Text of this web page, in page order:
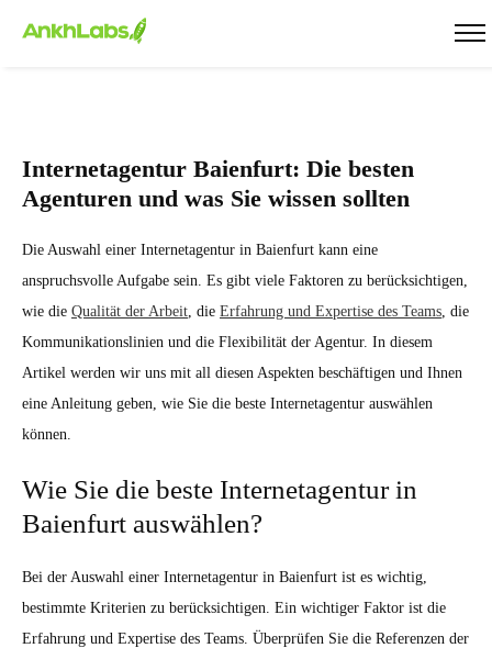
Internetagentur Baienfurt: Die besten
Agenturen und was Sie wissen sollten
Die Auswahl einer Internetagentur in Baienfurt kann eine
anspruchsvolle Aufgabe sein. Es gibt viele Faktoren zu berücksichtigen,
wie die Qualität der Arbeit, die Erfahrung und Expertise des Teams, die
Kommunikationslinien und die Flexibilität der Agentur. In diesem
Artikel werden wir uns mit all diesen Aspekten beschäftigen und Ihnen
eine Anleitung geben, wie Sie die beste Internetagentur auswählen
können.
Wie Sie die beste Internetagentur in
Baienfurt auswählen?
Bei der Auswahl einer Internetagentur in Baienfurt ist es wichtig,
bestimmte Kriterien zu berücksichtigen. Ein wichtiger Faktor ist die
Erfahrung und Expertise des Teams. Überprüfen Sie die Referenzen der